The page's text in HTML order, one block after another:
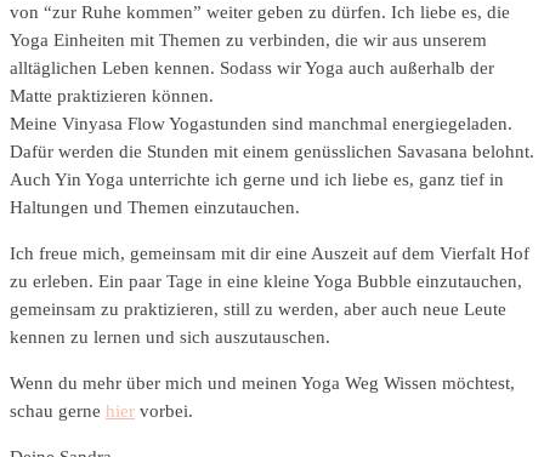
von “zur Ruhe kommen” weiter geben zu dürfen. Ich liebe es, die
Yoga Einheiten mit Themen zu verbinden, die wir aus unserem
alltäglichen Leben kennen. Sodass wir Yoga auch außerhalb der
Matte praktizieren können.
Meine Vinyasa Flow Yogastunden sind manchmal energiegeladen.
Dafür werden die Stunden mit einem genüsslichen Savasana belohnt.
Auch Yin Yoga unterrichte ich gerne und ich liebe es, ganz tief in
Haltungen und Themen einzutauchen.
Ich freue mich, gemeinsam mit dir eine Auszeit auf dem Vierfalt Hof
zu erleben. Ein paar Tage in eine kleine Yoga Bubble einzutauchen,
gemeinsam zu praktizieren, still zu werden, aber auch neue Leute
kennen zu lernen und sich auszutauschen.
Wenn du mehr über mich und meinen Yoga Weg Wissen möchtest,
schau gerne hier vorbei.